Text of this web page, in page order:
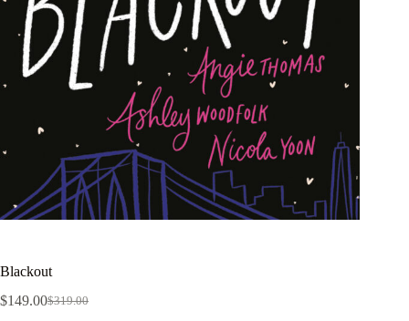
Blackout
$319.00
El
$149.00El